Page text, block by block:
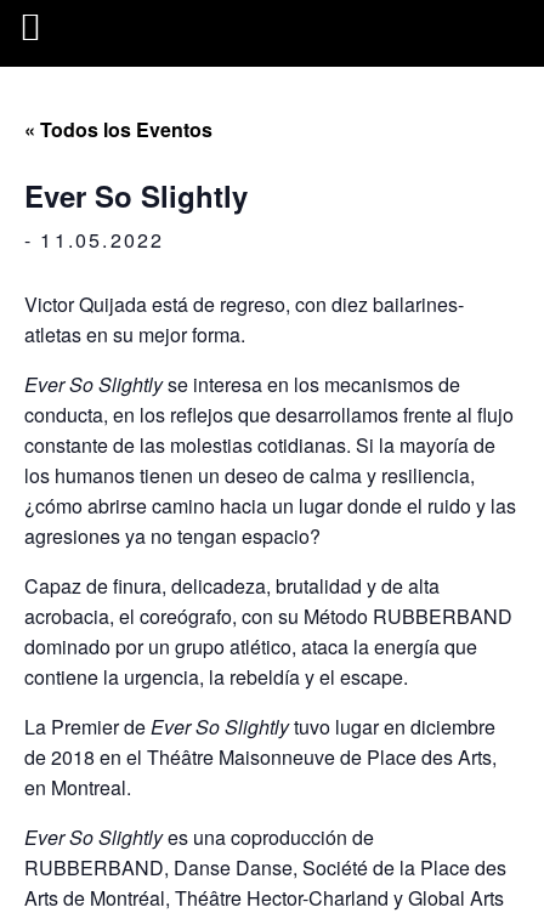
« Todos los Eventos
Ever So Slightly
- 11.05.2022
Victor Quijada está de regreso, con diez bailarines-
atletas en su mejor forma.
Ever So Slightlyse interesa en los mecanismos de
conducta, en los reflejos que desarrollamos frente al flujo
constante de las molestias cotidianas. Si la mayoría de
los humanos tienen un deseo de calma y resiliencia,
¿cómo abrirse camino hacia un lugar donde el ruido y las
agresiones ya no tengan espacio?
Capaz de finura, delicadeza, brutalidad y de alta
acrobacia, el coreógrafo, con su Método RUBBERBAND
dominado por un grupo atlético, ataca la energía que
contiene la urgencia, la rebeldía y el escape.
La Premier deEver So Slightlytuvo lugar en diciembre
de 2018 en el Théâtre Maisonneuve de Place des Arts,
en Montreal.
Ever So Slightlyes una coproducción de
RUBBERBAND, Danse Danse, Société de la Place des
Arts de Montréal, Théâtre Hector-Charland y Global Arts